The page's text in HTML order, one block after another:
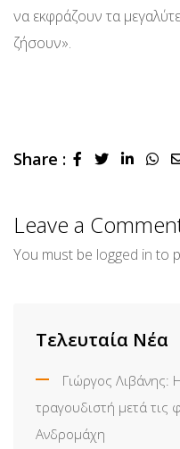
να εκφράζουν τα
ζήσουν».
Share :
Leave a
You must be logged in to
Τελευταία Νέα
Γιώργος Λιβάνης:
τραγουδιστή μετά τις
Ανδρομάχη